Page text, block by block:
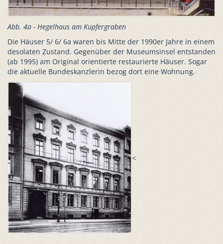
Abb. 4a - Hegelhaus am Kupfergraben
Die Häuser 5/ 6/ 6a waren bis Mitte der 1990er Jahre in einem
desolaten Zustand. Gegenüber der Museumsinsel entstanden
(ab 1995) am Original orientierte restaurierte Häuser. Sogar
die aktuelle Bundeskanzlerin bezog dort eine Wohnung.
<